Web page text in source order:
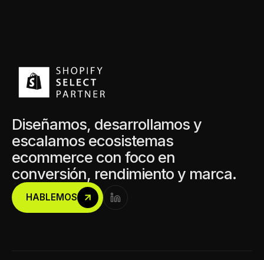
Diseñamos, desarrollamos y
escalamos ecosistemas
ecommerce con foco en
conversión, rendimiento y marca.
HABLEMOS